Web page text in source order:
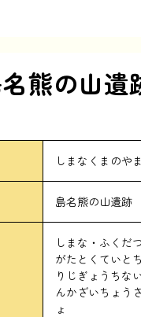
熊の山遺
しまなくまのや
島名熊の山遺跡
しまな・ふくだ
がたとくていと
りじぎょうちな
んかざいちょう
ょ